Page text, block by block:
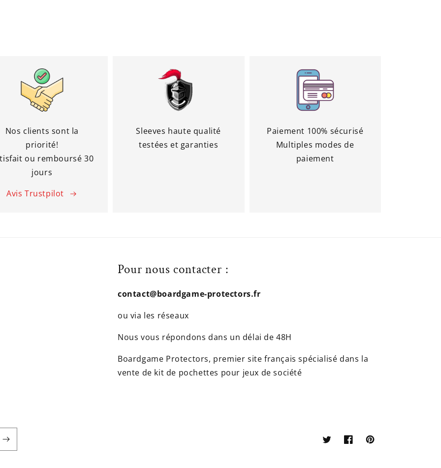
Nos clients sont la
priorité!
ou remboursé 30
jours
Avis Trustpilot
Sleeves haute qualité
testées et garanties
Paiement 100% sécurisé
Multiples modes de
paiement
Pour nous contacter :
contact@boardgame-protectors.fr
ou via les réseaux
Nous vous répondons dans un délai de 48H
Boardgame Protectors, premier site français spécialisé dans la
vente de kit de pochettes pour jeux de société
TwitterFacebookPinterest